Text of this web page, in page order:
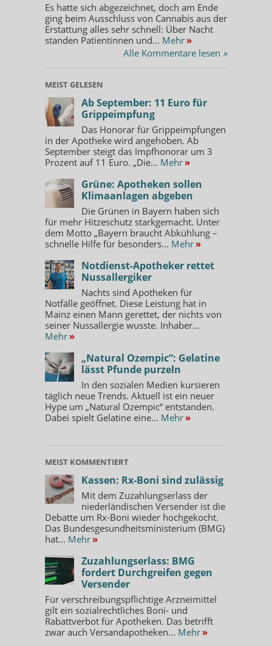
Es hatte sich abgezeichnet, doch am Ende
ging beim Ausschluss von Cannabis aus der
Erstattung alles sehr schnell: Über Nacht
standen Patientinnen und... Mehr »
Alle Kommentare lesen »
MEIST GELESEN
Ab September: 11 Euro für
Grippeimpfung
Das Honorar für Grippeimpfungen
in der Apotheke wird angehoben. Ab
September steigt das Impfhonorar um 3
Prozent auf 11 Euro. „Die... Mehr »
Grüne: Apotheken sollen
Klimaanlagen abgeben
Die Grünen in Bayern haben sich
für mehr Hitzeschutz starkgemacht. Unter
dem Motto „Bayern braucht Abkühlung –
schnelle Hilfe für besonders... Mehr »
Notdienst-Apotheker rettet
Nussallergiker
Nachts sind Apotheken für
Notfälle geöffnet. Diese Leistung hat in
Mainz einen Mann gerettet, der nichts von
seiner Nussallergie wusste. Inhaber...
Mehr »
„Natural Ozempic“: Gelatine
lässt Pfunde purzeln
In den sozialen Medien kursieren
täglich neue Trends. Aktuell ist ein neuer
Hype um „Natural Ozempic“ entstanden.
Dabei spielt Gelatine eine... Mehr »
MEIST KOMMENTIERT
Kassen: Rx-Boni sind zulässig
Mit dem Zuzahlungserlass der
niederländischen Versender ist die
Debatte um Rx-Boni wieder hochgekocht.
Das Bundesgesundheitsministerium (BMG)
hat... Mehr »
Zuzahlungserlass: BMG
fordert Durchgreifen gegen
Versender
Für verschreibungspflichtige Arzneimittel
gilt ein sozialrechtliches Boni- und
Rabattverbot für Apotheken. Das betrifft
zwar auch Versandapotheken... Mehr »